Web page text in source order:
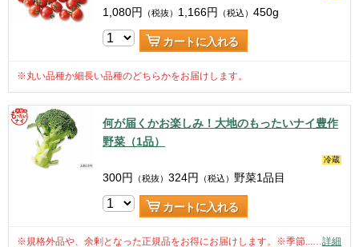
1,080円 （税抜） 1,166円 （税込） 450g
カートに入れる
※丸い品種か細長い品種のどちらかをお届けします。
何が届くかお楽しみ！大地のもったいナイ豊作
野菜（1品）
冷蔵
300円 （税抜） 324円 （税込） 野菜1品目
カートに入れる
※規格外品や、余剰となった正規品をお得にお届けします。※季節...…詳細